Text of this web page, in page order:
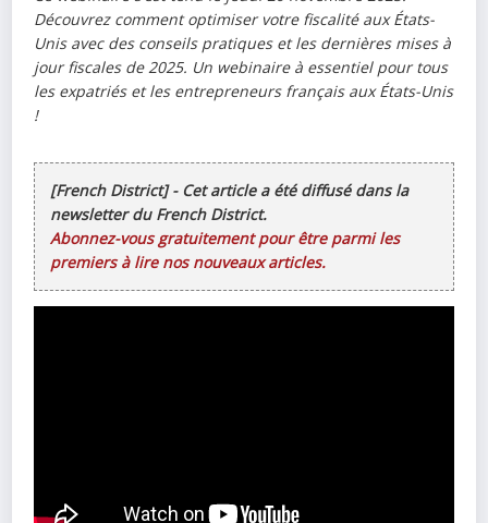
Découvrez comment optimiser votre fiscalité aux États-
Unis avec des conseils pratiques et les dernières mises à
jour fiscales de 2025. Un webinaire à essentiel pour tous
les expatriés et les entrepreneurs français aux États-Unis
!
[French District] - Cet article a été diffusé dans la
newsletter du French District.
Abonnez-vous gratuitement pour être parmi les
premiers à lire nos nouveaux articles.